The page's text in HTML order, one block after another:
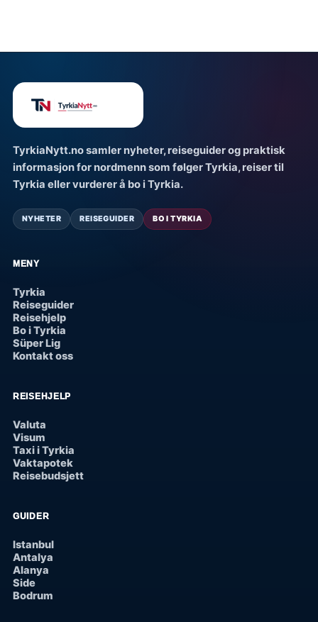
TyrkiaNytt.no samler nyheter, reiseguider og praktisk
informasjon for nordmenn som følger Tyrkia, reiser til
Tyrkia eller vurderer å bo i Tyrkia.
NYHETER REISEGUIDER BO I TYRKIA
MENY
Tyrkia
Reiseguider
Reisehjelp
Bo i Tyrkia
Süper Lig
Kontakt oss
REISEHJELP
Valuta
Visum
Taxi i Tyrkia
Vaktapotek
Reisebudsjett
GUIDER
Istanbul
Antalya
Alanya
Side
Bodrum